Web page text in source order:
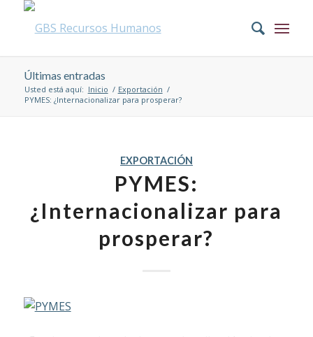
Últimas entradas
Usted está aquí: Inicio / Exportación /
PYMES: ¿Internacionalizar para prosperar?
EXPORTACIÓN
PYMES:
¿Internacionalizar para
prosperar?